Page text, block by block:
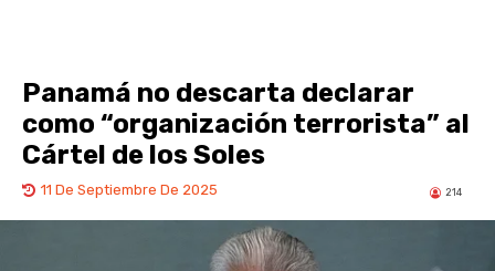
Panamá no descarta declarar
como “organización terrorista” al
Cártel de los Soles
11 De Septiembre De 2025 214